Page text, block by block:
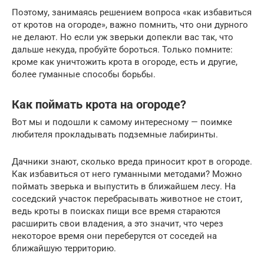
Поэтому, занимаясь решением вопроса «как избавиться
от кротов на огороде», важно помнить, что они дурного
не делают. Но если уж зверьки допекли вас так, что
дальше некуда, пробуйте бороться. Только помните:
кроме как уничтожить крота в огороде, есть и другие,
более гуманные способы борьбы.
Как поймать крота на огороде?
Вот мы и подошли к самому интересному — поимке
любителя прокладывать подземные лабиринты.
Дачники знают, сколько вреда приносит крот в огороде.
Как избавиться от него гуманными методами? Можно
поймать зверька и выпустить в ближайшем лесу. На
соседский участок перебрасывать животное не стоит,
ведь кроты в поисках пищи все время стараются
расширить свои владения, а это значит, что через
некоторое время они переберутся от соседей на
ближайшую территорию.